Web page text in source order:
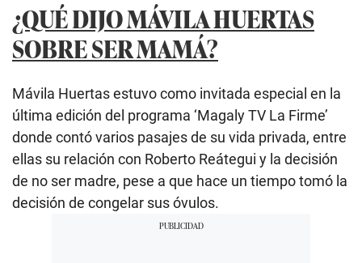
¿QUÉ DIJO MÁVILA HUERTAS
SOBRE SER MAMÁ?
Mávila Huertas estuvo como invitada especial en la
última edición del programa ‘Magaly TV La Firme’
donde contó varios pasajes de su vida privada, entre
ellas su relación con Roberto Reátegui y la decisión
de no ser madre, pese a que hace un tiempo tomó la
decisión de congelar sus óvulos.